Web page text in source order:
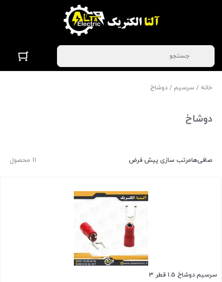
خانه / سرسیم / دوشاخ
دوشاخ
11 محصول صافی‌هامرتب سازی پیش فرض
سرسیم دوشاخ 1.5 قطر 3